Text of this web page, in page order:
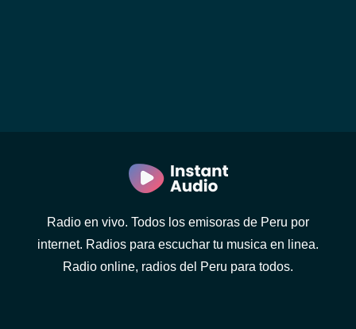
Radio en vivo. Todos los emisoras de Peru por
internet. Radios para escuchar tu musica en linea.
Radio online, radios del Peru para todos.